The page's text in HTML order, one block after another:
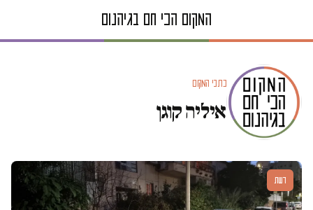
כתבי המקום
איליה קוגן
דעות